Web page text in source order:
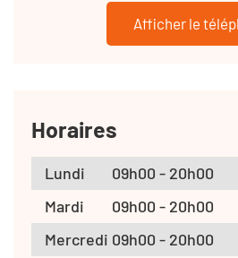
Afficher le
Horaires
Lundi
09h00 - 20h00
Mardi
09h00 - 20h00
Mercredi 09h00 - 20h00